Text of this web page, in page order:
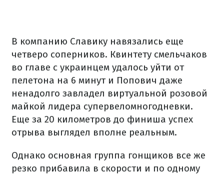
В компанию Славику навязались еще
четверо соперников. Квинтету смельчаков
во главе с украинцем удалось уйти от
пелетона на 6 минут и Попович даже
ненадолго завладел виртуальной розовой
майкой лидера супервеломногодневки.
Еще за 20 километров до финиша успех
отрыва выглядел вполне реальным.
Однако основная группа гонщиков все же
резко прибавила в скорости и по одному